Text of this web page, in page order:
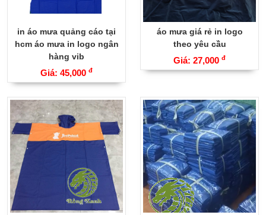
in áo mưa quảng cáo tại
hcm áo mưa in logo ngân
hàng vib
Giá: 45,000 đ
áo mưa giá rẻ in logo
theo yêu cầu
Giá: 27,000 đ